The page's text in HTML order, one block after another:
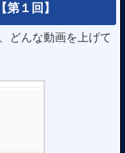
１回】
どんな動画を上げて